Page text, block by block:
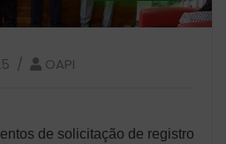
OAPI
de solicitação de registro